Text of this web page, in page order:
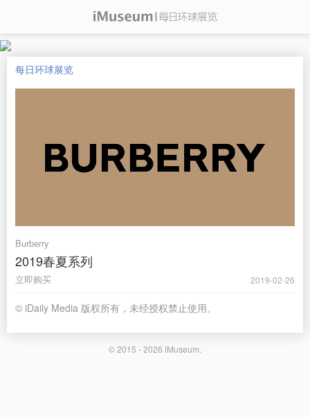
每日环球展览
Burberry
2019春夏系列
立即购买 2019-02-26
© iDaily Media 版权所有，未经授权禁止使用。
© 2015 - 2026 iMuseum